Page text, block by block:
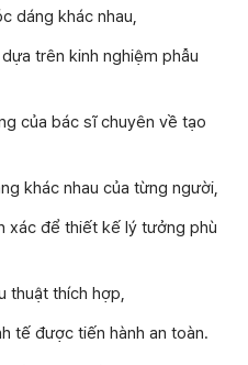
dáng khác nhau,
trên kinh nghiệm phẫu
của bác sĩ chuyên về tạo
khác nhau của từng người,
xác để thiết kế lý tưởng phù
thuật thích hợp,
tế được tiến hành an toàn.